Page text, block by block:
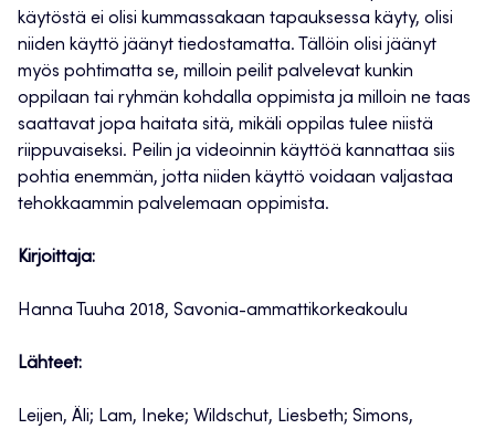
käytöstä ei olisi kummassakaan tapauksessa käyty, olisi
niiden käyttö jäänyt tiedostamatta. Tällöin olisi jäänyt
myös pohtimatta se, milloin peilit palvelevat kunkin
oppilaan tai ryhmän kohdalla oppimista ja milloin ne taas
saattavat jopa haitata sitä, mikäli oppilas tulee niistä
riippuvaiseksi. Peilin ja videoinnin käyttöä kannattaa siis
pohtia enemmän, jotta niiden käyttö voidaan valjastaa
tehokkaammin palvelemaan oppimista.
Kirjoittaja:
Hanna Tuuha 2018, Savonia-ammattikorkeakoulu
Lähteet:
Leijen, Äli; Lam, Ineke; Wildschut, Liesbeth; Simons,